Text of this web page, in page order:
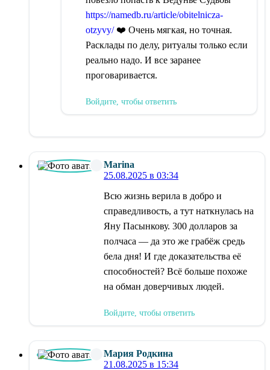
https://namedb.ru/article/obitelnicza-
otzyvy/❤️ Очень мягкая, но точная.
Расклады по делу, ритуалы только если
реально надо. И все заранее
проговаривается.
Войдите, чтобы ответить
Marina
25.08.2025 в 03:34
Всю жизнь верила в добро и
справедливость, а тут наткнулась на
Яну Пасынкову. 300 долларов за
полчаса — да это же грабёж средь
бела дня! И где доказательства её
способностей? Всё больше похоже
на обман доверчивых людей.
Войдите, чтобы ответить
Мария Родкина
21.08.2025 в 15:34